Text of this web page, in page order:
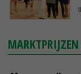
MARKTPRIJZEN